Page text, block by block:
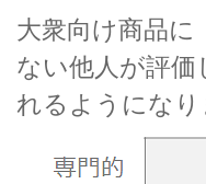
大衆向け商品に
ない他人が評
れるようになり